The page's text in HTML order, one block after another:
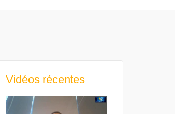
Vidéos récentes